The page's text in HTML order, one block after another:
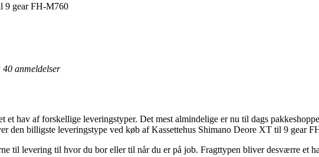
9 gear FH-M760
40 anmeldelser
hav af forskellige leveringstyper. Det mest almindelige er nu til dags
den billigste leveringstype ved køb af Kassettehus Shimano Deore XT til 9 gear
til levering til hvor du bor eller til når du er på job. Fragttypen bliver desværre et